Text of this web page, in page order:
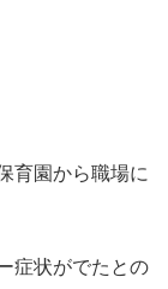
育園から職場に
症状がでたとの